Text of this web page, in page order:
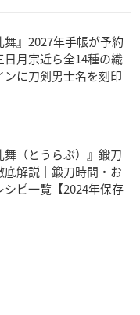
舞』2027年手帳が予約
日月宗近ら全14種の織
ンに刀剣男士名を刻印
舞（とうらぶ）』鍛刀
底解説｜鍛刀時間・お
シピ一覧【2024年保存